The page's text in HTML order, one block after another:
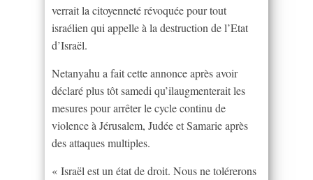
verrait la citoyenneté révoquée pour tout
israélien qui appelle à la destruction de l’Etat
d’Israël.
Netanyahu a fait cette annonce après avoir
déclaré plus tôt samedi qu’ilaugmenterait les
mesures pour arrêter le cycle continu de
violence à Jérusalem, Judée et Samarie après
des attaques multiples.
« Israël est un état de droit. Nous ne tolérerons